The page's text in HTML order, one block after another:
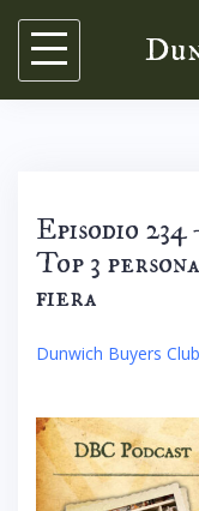
Skip
content
Episodio 234
Top 3
fiera
Dunwich Buyers Club